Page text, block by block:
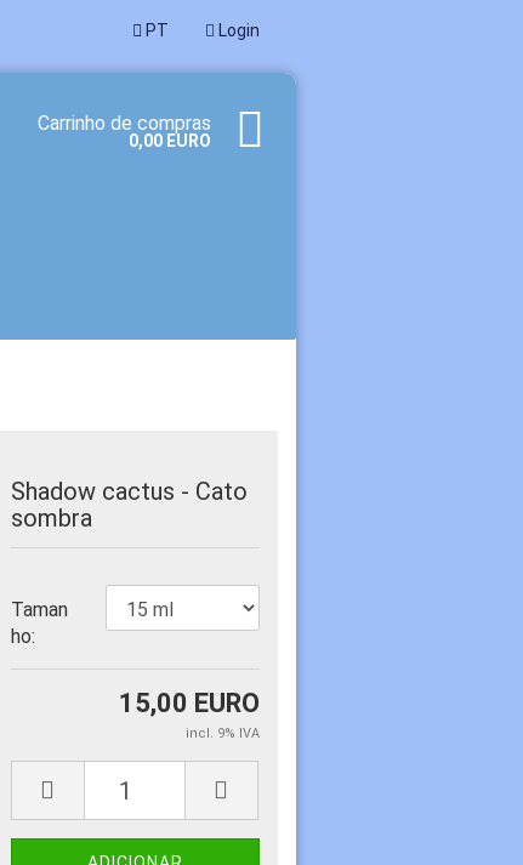
PT Login
Carrinho de compras
0,00 EURO
Shadow cactus - Cato
sombra
Taman
ho:
15,00 EURO
incl. 9% IVA